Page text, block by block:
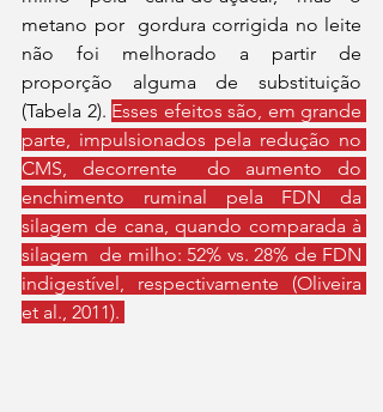
metano por  gordura corrigida no leite
não foi melhorado a partir de
proporção alguma de substituição
(Tabela 2). Esses efeitos são, em grande
parte, impulsionados pela redução no
CMS, decorrente  do aumento do
enchimento ruminal pela FDN da
silagem de cana, quando comparada à
silagem  de milho: 52% vs. 28% de FDN
indigestível, respectivamente (Oliveira
et al., 2011).